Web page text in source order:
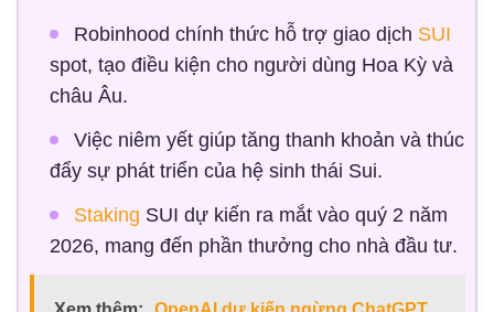
Robinhood chính thức hỗ trợ giao dịch SUI
spot, tạo điều kiện cho người dùng Hoa Kỳ và
châu Âu.
Việc niêm yết giúp tăng thanh khoản và thúc
đẩy sự phát triển của hệ sinh thái Sui.
Staking SUI dự kiến ra mắt vào quý 2 năm
2026, mang đến phần thưởng cho nhà đầu tư.